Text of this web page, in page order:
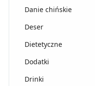
Danie chińskie
Deser
Dietetyczne
Dodatki
Drinki